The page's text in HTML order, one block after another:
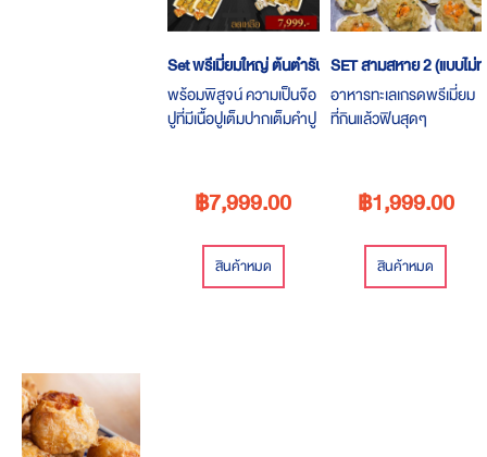
Set พรีเมี่ยมใหญ่ ต้นตำรับจ๊อปูไส้ทะลัก
พร้อมพิสูจน์ ความเป็นจ๊อ
ปูที่มีเนื้อปูเต็มปากเต็มคำปู
฿7,999.00
สินค้าหมด
SET สามสหาย 2 (แบบไ
อาหารทะเลเกรดพรีเมี่ยม
ที่กินแล้วฟินสุดๆ
฿1,999.00
สินค้าหมด